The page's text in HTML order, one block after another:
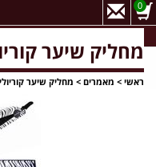
0
מחליק שיער
ראשי > מאמרים > מחליק שיער